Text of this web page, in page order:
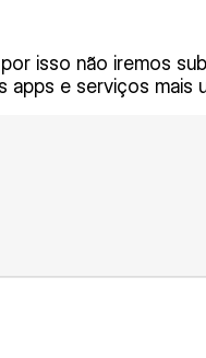
isso não iremos
apps e serviços mais